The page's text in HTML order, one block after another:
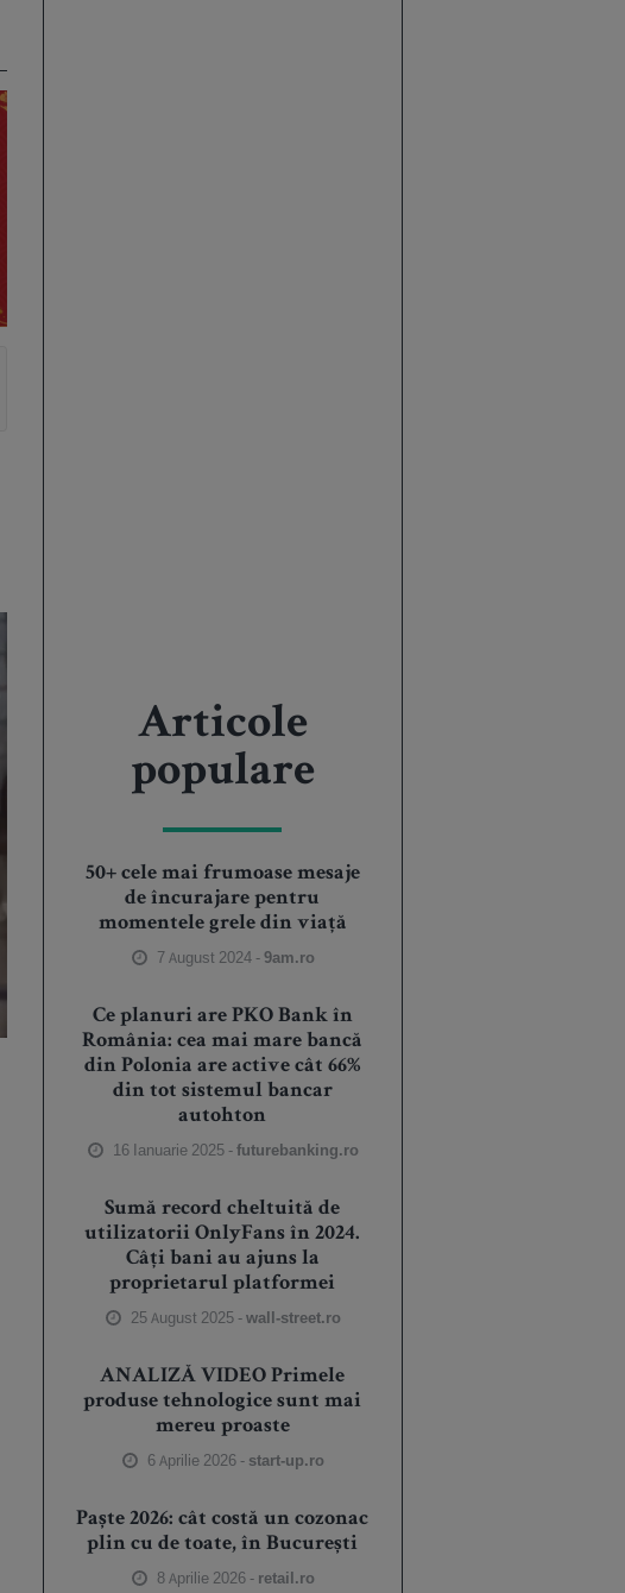
Articole
populare
50+ cele mai frumoase mesaje
de încurajare pentru
momentele grele din viață
7 August 2024 -9am.ro
Ce planuri are PKO Bank în
România: cea mai mare bancă
din Polonia are active cât 66%
din tot sistemul bancar
autohton
16 Ianuarie 2025 -futurebanking.ro
Sumă record cheltuită de
utilizatorii OnlyFans în 2024.
Câți bani au ajuns la
proprietarul platformei
25 August 2025 -wall-street.ro
ANALIZĂ VIDEO Primele
produse tehnologice sunt mai
mereu proaste
6 Aprilie 2026 - start-up.ro
Paște 2026: cât costă un cozonac
plin cu de toate, în București
8 Aprilie 2026 - retail.ro